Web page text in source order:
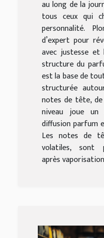
au long de la
tous ceux qui
personnalité.
d’expert pour
avec justesse et
structure du
est la base de
structurée
notes de tête,
niveau joue un
diffusion parfum
Les notes de
volatiles, sont
après